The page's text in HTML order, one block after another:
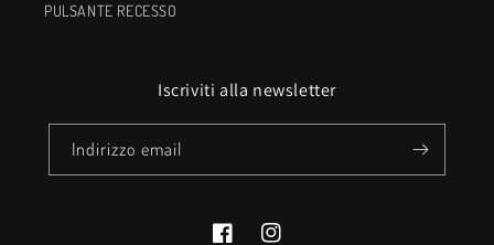
PULSANTE RECESSO
Iscriviti alla newsletter
Indirizzo email